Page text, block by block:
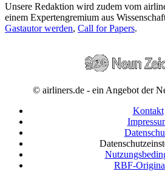
Unsere Redaktion wird zudem vom
einem Expertengremium aus
Gastautor werden, Call for Papers.
© airliners.de - ein Angebot der
Kontakt
RBF-